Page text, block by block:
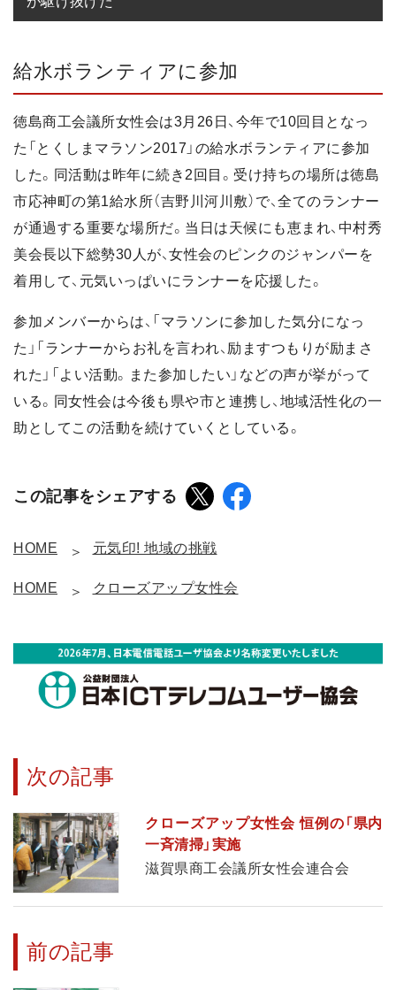
給水ボランティアに参加
徳島商工会議所女性会は3月26日、今年で10回目となっ
た「とくしまマラソン2017」の給水ボランティアに参加
した。同活動は昨年に続き2回目。受け持ちの場所は徳島
市応神町の第1給水所（吉野川河川敷）で、全てのランナー
が通過する重要な場所だ。当日は天候にも恵まれ、中村秀
美会長以下総勢30人が、女性会のピンクのジャンパーを
着用して、元気いっぱいにランナーを応援した。
参加メンバーからは、「マラソンに参加した気分になっ
た」「ランナーからお礼を言われ、励ますつもりが励まさ
れた」「よい活動。また参加したい」などの声が挙がって
いる。同女性会は今後も県や市と連携し、地域活性化の一
助としてこの活動を続けていくとしている。
この記事をシェアする
HOME 元気印! 地域の挑戦
HOME クローズアップ女性会
次の記事
クローズアップ女性会 恒例の「県内
一斉清掃」実施
滋賀県商工会議所女性会連合会
前の記事